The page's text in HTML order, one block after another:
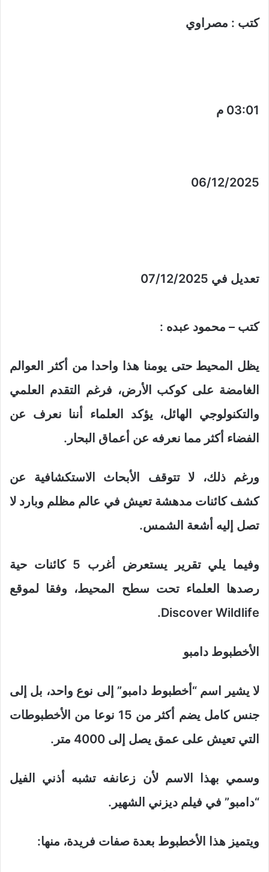
كتب : مصراوي
03:01 م
06/12/2025
تعديل في 07/12/2025
كتب – محمود عبده :
يظل المحيط حتى يومنا هذا واحدا من أكثر العوالم
الغامضة على كوكب الأرض، فرغم التقدم العلمي
والتكنولوجي الهائل، يؤكد العلماء أننا نعرف عن
الفضاء أكثر مما نعرفه عن أعماق البحار.
ورغم ذلك، لا تتوقف الأبحاث الاستكشافية عن
كشف كائنات مدهشة تعيش في عالم مظلم وبارد لا
تصل إليه أشعة الشمس.
وفيما يلي تقرير يستعرض أغرب 5 كائنات حية
رصدها العلماء تحت سطح المحيط، وفقا لموقع
Discover Wildlife.
الأخطبوط دامبو
لا يشير اسم “أخطبوط دامبو” إلى نوع واحد، بل إلى
جنس كامل يضم أكثر من 15 نوعا من الأخطبوطات
التي تعيش على عمق يصل إلى 4000 متر.
وسمي بهذا الاسم لأن زعانفه تشبه أذني الفيل
“دامبو” في فيلم ديزني الشهير.
ويتميز هذا الأخطبوط بعدة صفات فريدة، منها: